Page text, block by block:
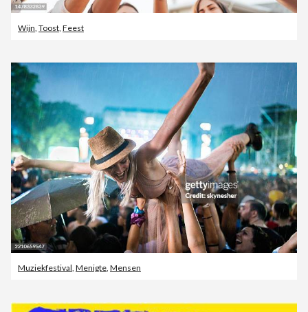
Wijn, Toost, Feest
Muziekfestival, Menigte, Mensen